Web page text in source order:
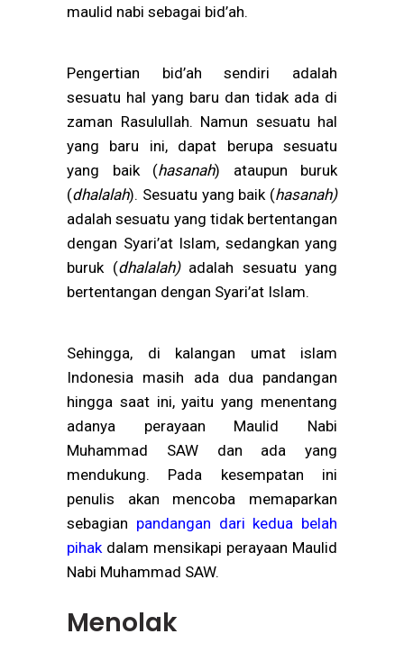
maulid nabi sebagai bid’ah.
Pengertian bid’ah sendiri adalah
sesuatu hal yang baru dan tidak ada di
zaman Rasulullah. Namun sesuatu hal
yang baru ini, dapat berupa sesuatu
yang baik (hasanah) ataupun buruk
(dhalalah). Sesuatu yang baik (hasanah)
adalah sesuatu yang tidak bertentangan
dengan Syari’at Islam, sedangkan yang
buruk (dhalalah)adalah sesuatu yang
bertentangan dengan Syari’at Islam.
Sehingga, di kalangan umat islam
Indonesia masih ada dua pandangan
hingga saat ini, yaitu yang menentang
adanya perayaan Maulid Nabi
Muhammad SAW dan ada yang
mendukung. Pada kesempatan ini
penulis akan mencoba memaparkan
sebagian pandangan dari kedua belah
pihak dalam mensikapi perayaan Maulid
Nabi Muhammad SAW.
Menolak